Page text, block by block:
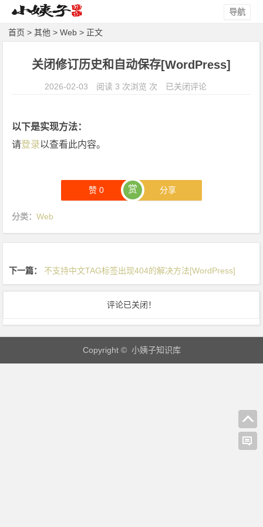
导航
首页 >其他 >Web > 正文
关闭修订历史和自动保存[WordPress]
2026-02-03 阅读 3 次浏览 次
关
自
动
存
r
d
e
s
s]
已关闭评论
以下是实现方法：
请登录以查看此内容。
赞0 赏 分享
分类：Web
下一篇： 不支持中文TAG标签出现404的解决方法[WordPress]
评论已关闭！
Copyright © 小姨子知识库